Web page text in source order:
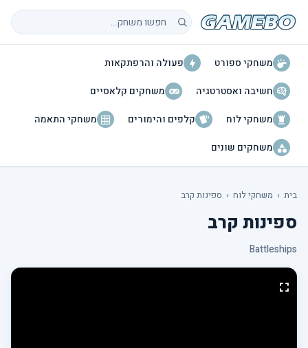
חיפוש משחקים
משחקי ספורט
פעולה והרפתקאות
חשיבה ואסטרטגיה
משחקים קלאסיים
משחקי לוח
קלפים והימורים
משחקי התאמה
משחקים שונים
בית › משחקי לוח › ספינות קרב
ספינות קרב
Battleships